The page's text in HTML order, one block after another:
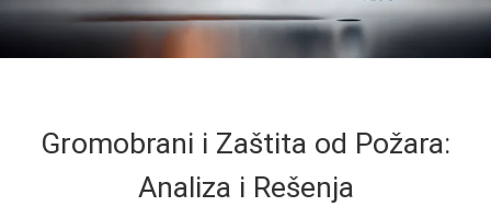
Gromobrani i Zaštita od Požara:
Analiza i Rešenja